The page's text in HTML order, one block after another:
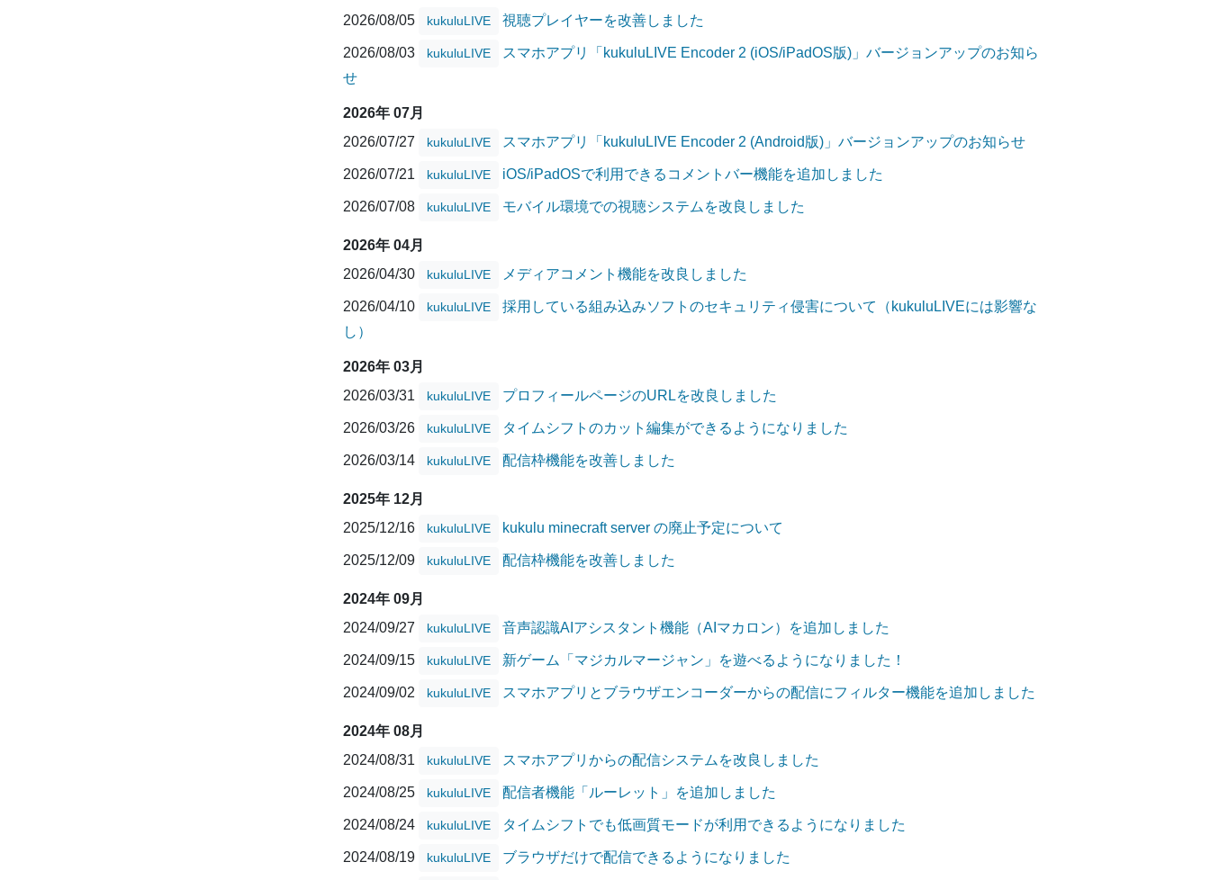
2026/08/05
kukuluLIVE 視聴プレイヤーを改善しました
2026/08/03 kukuluLIVE
スマホアプリ「kukuluLIVE Encoder 2 (iOS/iPadOS版)」バージョンアップのお知ら
せ
2026年 07月
2026/07/27
kukuluLIVE スマホアプリ「kukuluLIVE Encoder 2 (Android版)」バージョンアップのお知らせ
2026/07/21 kukuluLIVE iOS/iPadOSで利用できるコメントバー機能を追加しました
2026/07/08 kukuluLIVE モバイル環境での視聴システムを改良しました
2026年 04月
2026/04/30
kukuluLIVE メディアコメント機能を改良しました
2026/04/10 kukuluLIVE
採用している組み込みソフトのセキュリティ侵害について（kukuluLIVEには影響な
し）
2026年 03月
2026/03/31
kukuluLIVE プロフィールページのURLを改良しました
2026/03/26 kukuluLIVE タイムシフトのカット編集ができるようになりました
2026/03/14 kukuluLIVE 配信枠機能を改善しました
2025年 12月
2025/12/16
kukuluLIVE kukulu minecraft server の廃止予定について
2025/12/09 kukuluLIVE 配信枠機能を改善しました
2024年 09月
2024/09/27
kukuluLIVE 音声認識AIアシスタント機能（AIマカロン）を追加しました
2024/09/15 kukuluLIVE 新ゲーム「マジカルマージャン」を遊べるようになりました！
2024/09/02 kukuluLIVE スマホアプリとブラウザエンコーダーからの配信にフィルター機能を追加しました
2024年 08月
2024/08/31
kukuluLIVE スマホアプリからの配信システムを改良しました
2024/08/25 kukuluLIVE 配信者機能「ルーレット」を追加しました
2024/08/24 kukuluLIVE タイムシフトでも低画質モードが利用できるようになりました
2024/08/19 kukuluLIVE ブラウザだけで配信できるようになりました